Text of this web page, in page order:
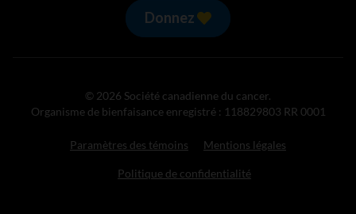
Donnez
© 2026 Société canadienne du cancer.
Organisme de bienfaisance enregistré : 118829803 RR 0001
Paramètres des témoins Mentions légales
Politique de confidentialité